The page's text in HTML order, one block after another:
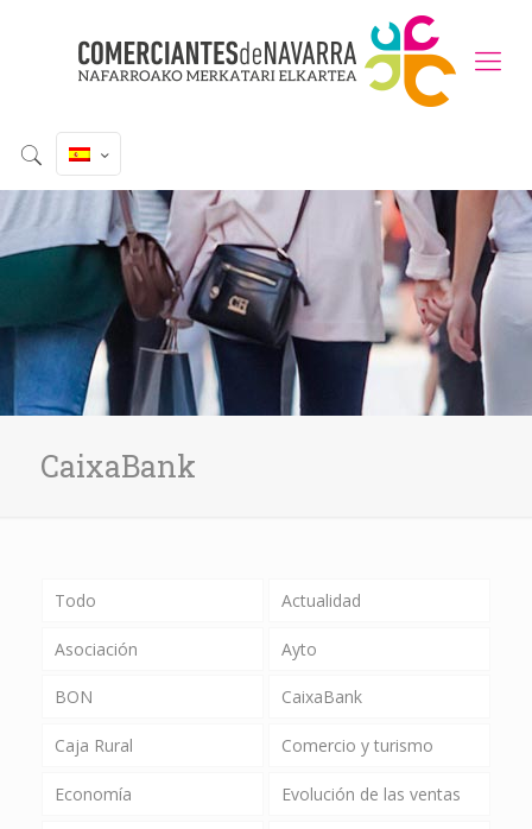
CaixaBank
Todo Actualidad
Asociación Ayto
BON CaixaBank
Caja Rural Comercio y turismo
Economía Evolución de las ventas